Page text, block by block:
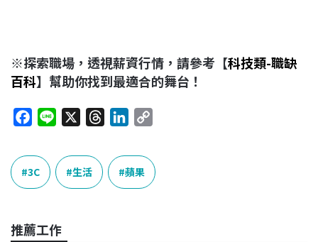
※探索職場，透視薪資行情，請參考【科技類-職缺
百科】幫助你找到最適合的舞台！
c
e
b
o
n
e
e
n
k
e
y
3C 生活 蘋果
推薦工作